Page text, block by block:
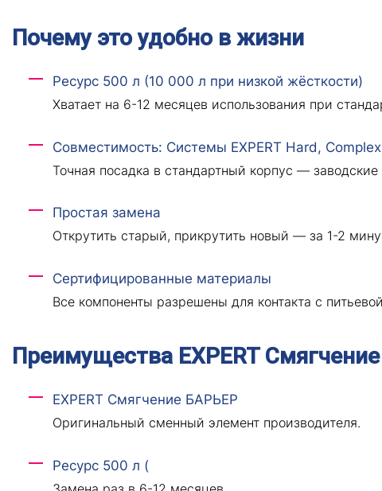
Почему это удобно в жизни
Ресурс 500 л (10 000 л при низкой жёсткости)
Хватает на 6-12 месяцев использования при
Совместимость: Системы EXPERT Hard,
Точная посадка в стандартный корпус —
Простая замена
Открутить старый, прикрутить новый — за 1-2
Сертифицированные материалы
Все компоненты разрешены для контакта с
Преимущества EXPERT Смягчение
EXPERT Смягчение БАРЬЕР
Оригинальный сменный элемент производителя.
Ресурс 500 л (